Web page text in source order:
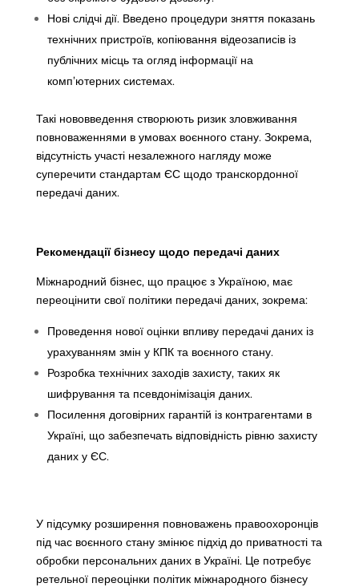
Нові слідчі дії. Введено процедури зняття показань
технічних пристроїв, копіювання відеозаписів із
публічних місць та огляд інформації на
комп’ютерних системах.
Такі нововведення створюють ризик зловживання
повноваженнями в умовах воєнного стану. Зокрема,
відсутність участі незалежного нагляду може
суперечити стандартам ЄС щодо транскордонної
передачі даних.
Рекомендації бізнесу щодо передачі даних
Міжнародний бізнес, що працює з Україною, має
переоцінити свої політики передачі даних, зокрема:
Проведення нової оцінки впливу передачі даних із
урахуванням змін у КПК та воєнного стану.
Розробка технічних заходів захисту, таких як
шифрування та псевдонімізація даних.
Посилення договірних гарантій із контрагентами в
Україні, що забезпечать відповідність рівню захисту
даних у ЄС.
У підсумку розширення повноважень правоохоронців
під час воєнного стану змінює підхід до приватності та
обробки персональних даних в Україні. Це потребує
ретельної переоцінки політик міжнародного бізнесу